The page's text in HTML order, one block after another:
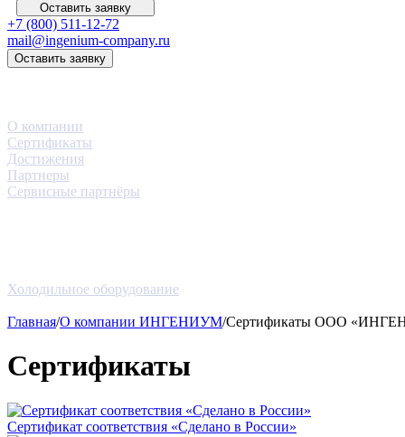
Оставить заявку
+7 (800) 511-12-72
mail@ingenium-company.ru
Оставить заявку
О компании
Сертификаты
Достижения
Партнеры
Сервисные партнёры
Холодильное оборудование
Главная/О компании ИНГЕНИУМ/Сертификаты ООО
Сертификаты
Сертификат соответствия «Сделано в России»